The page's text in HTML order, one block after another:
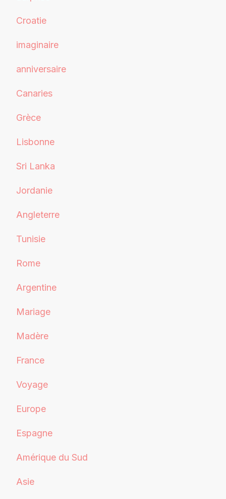
Croatie
imaginaire
anniversaire
Canaries
Grèce
Lisbonne
Sri Lanka
Jordanie
Angleterre
Tunisie
Rome
Argentine
Mariage
Madère
France
Voyage
Europe
Espagne
Amérique du Sud
Asie